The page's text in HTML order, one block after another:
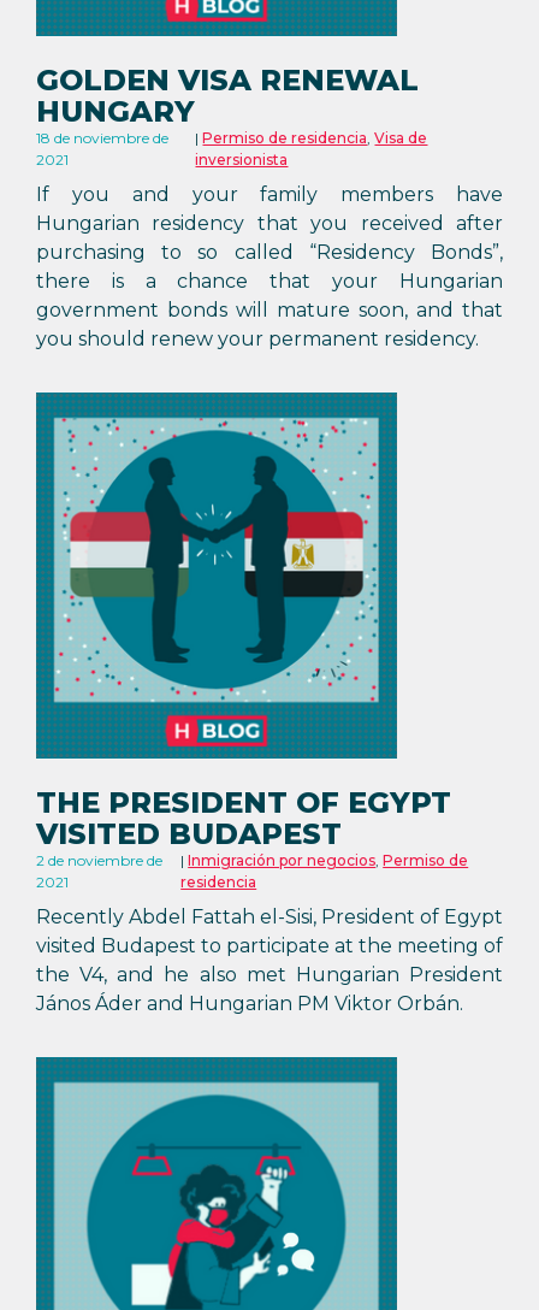
GOLDEN VISA RENEWAL
HUNGARY
18 de noviembre de
2021
Permiso de residencia,Visa de
inversionista
If you and your family members have
Hungarian residency that you received after
purchasing to so called “Residency Bonds”,
there is a chance that your Hungarian
government bonds will mature soon, and that
you should renew your permanent residency.
THE PRESIDENT OF EGYPT
VISITED BUDAPEST
2 de noviembre de
2021
Inmigración por negocios,Permiso de
residencia
Recently Abdel Fattah el-Sisi, President of Egypt
visited Budapest to participate at the meeting of
the V4, and he also met Hungarian President
János Áder and Hungarian PM Viktor Orbán.